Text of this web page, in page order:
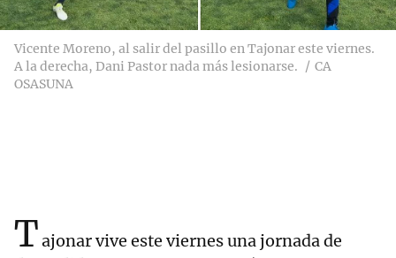
Vicente Moreno, al salir del pasillo en Tajonar este viernes.
A la derecha, Dani Pastor nada más lesionarse.
CA
OSASUNA
Tajonar vive este viernes una jornada de